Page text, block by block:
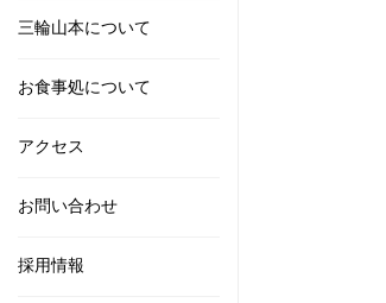
三輪山本について
お食事処について
アクセス
お問い合わせ
採用情報